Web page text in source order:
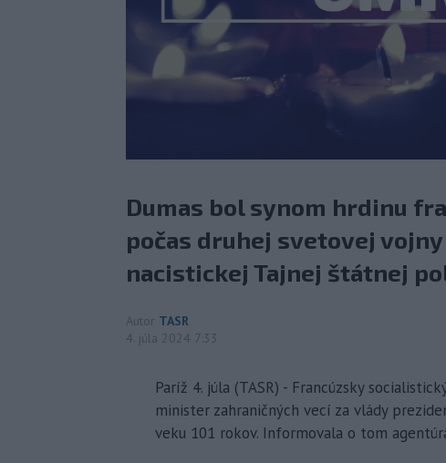
Dumas bol synom hrdinu
počas druhej svetovej
nacistickej Tajnej štátnej
Autor TASR
4. júla 2024 7:33
Paríž 4. júla (TASR) - Francúzsky
minister zahraničných vecí za vlády
veku 101 rokov. Informovala o tom